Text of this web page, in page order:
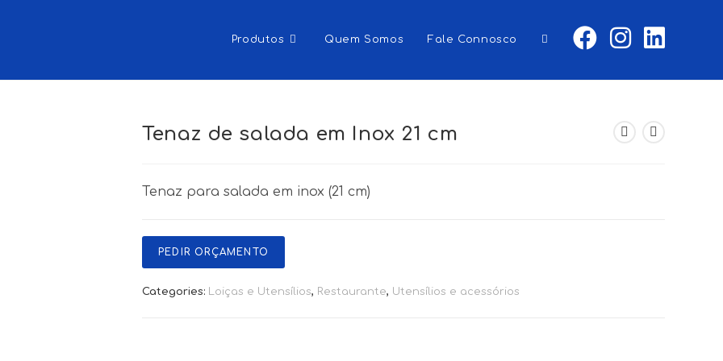
Produtos Quem Somos Fale Connosco Toggle
Tenaz de salada em Inox 21 cm
Tenaz para salada em inox (21 cm)
PEDIR ORÇAMENTO
Categories: Loiças e Utensílios, Restaurante, Utensílios e acessórios